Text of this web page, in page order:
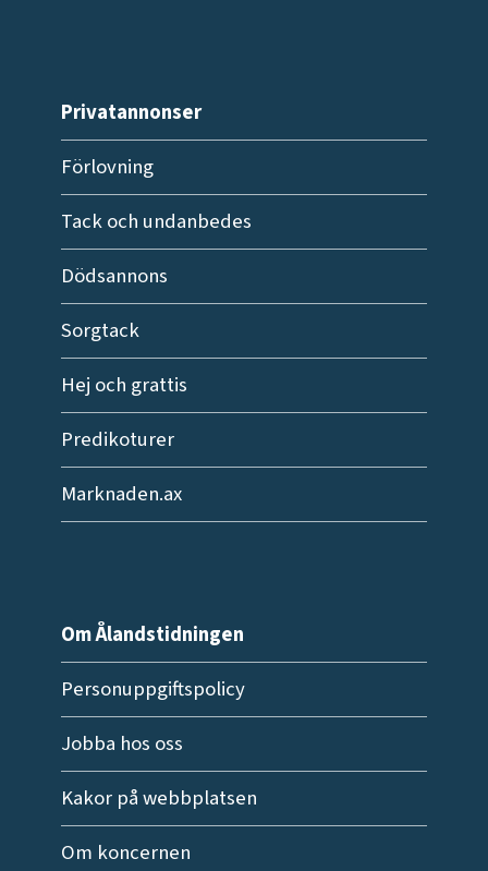
Privatannonser
Förlovning
Tack och undanbedes
Dödsannons
Sorgtack
Hej och grattis
Predikoturer
Marknaden.ax
Om Ålandstidningen
Personuppgiftspolicy
Jobba hos oss
Kakor på webbplatsen
Om koncernen